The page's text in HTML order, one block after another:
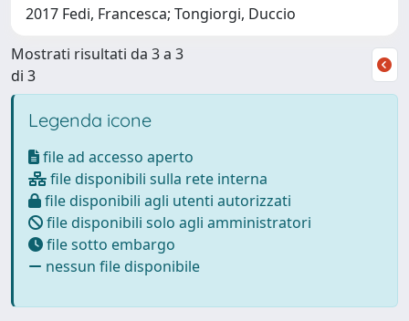
2017 Fedi, Francesca; Tongiorgi, Duccio
Mostrati risultati da 3 a 3
di 3
Legenda icone
file ad accesso aperto
file disponibili sulla rete interna
file disponibili agli utenti autorizzati
file disponibili solo agli amministratori
file sotto embargo
nessun file disponibile